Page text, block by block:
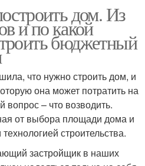
дом. Из
и по какой
бюджетный
что нужно строить дом, и
она может потратить на
вопрос – что возводить.
от выбора площади дома и
строительства.
застройщик в наших